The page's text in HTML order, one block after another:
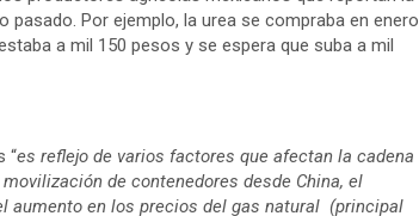
Por ejemplo, la urea se compraba en enero
a mil 150 pesos y se espera que suba a mil
“es reflejo de varios factores que afectan la cadena
de contenedores desde China, el
aumento en los precios del gas natural (principal